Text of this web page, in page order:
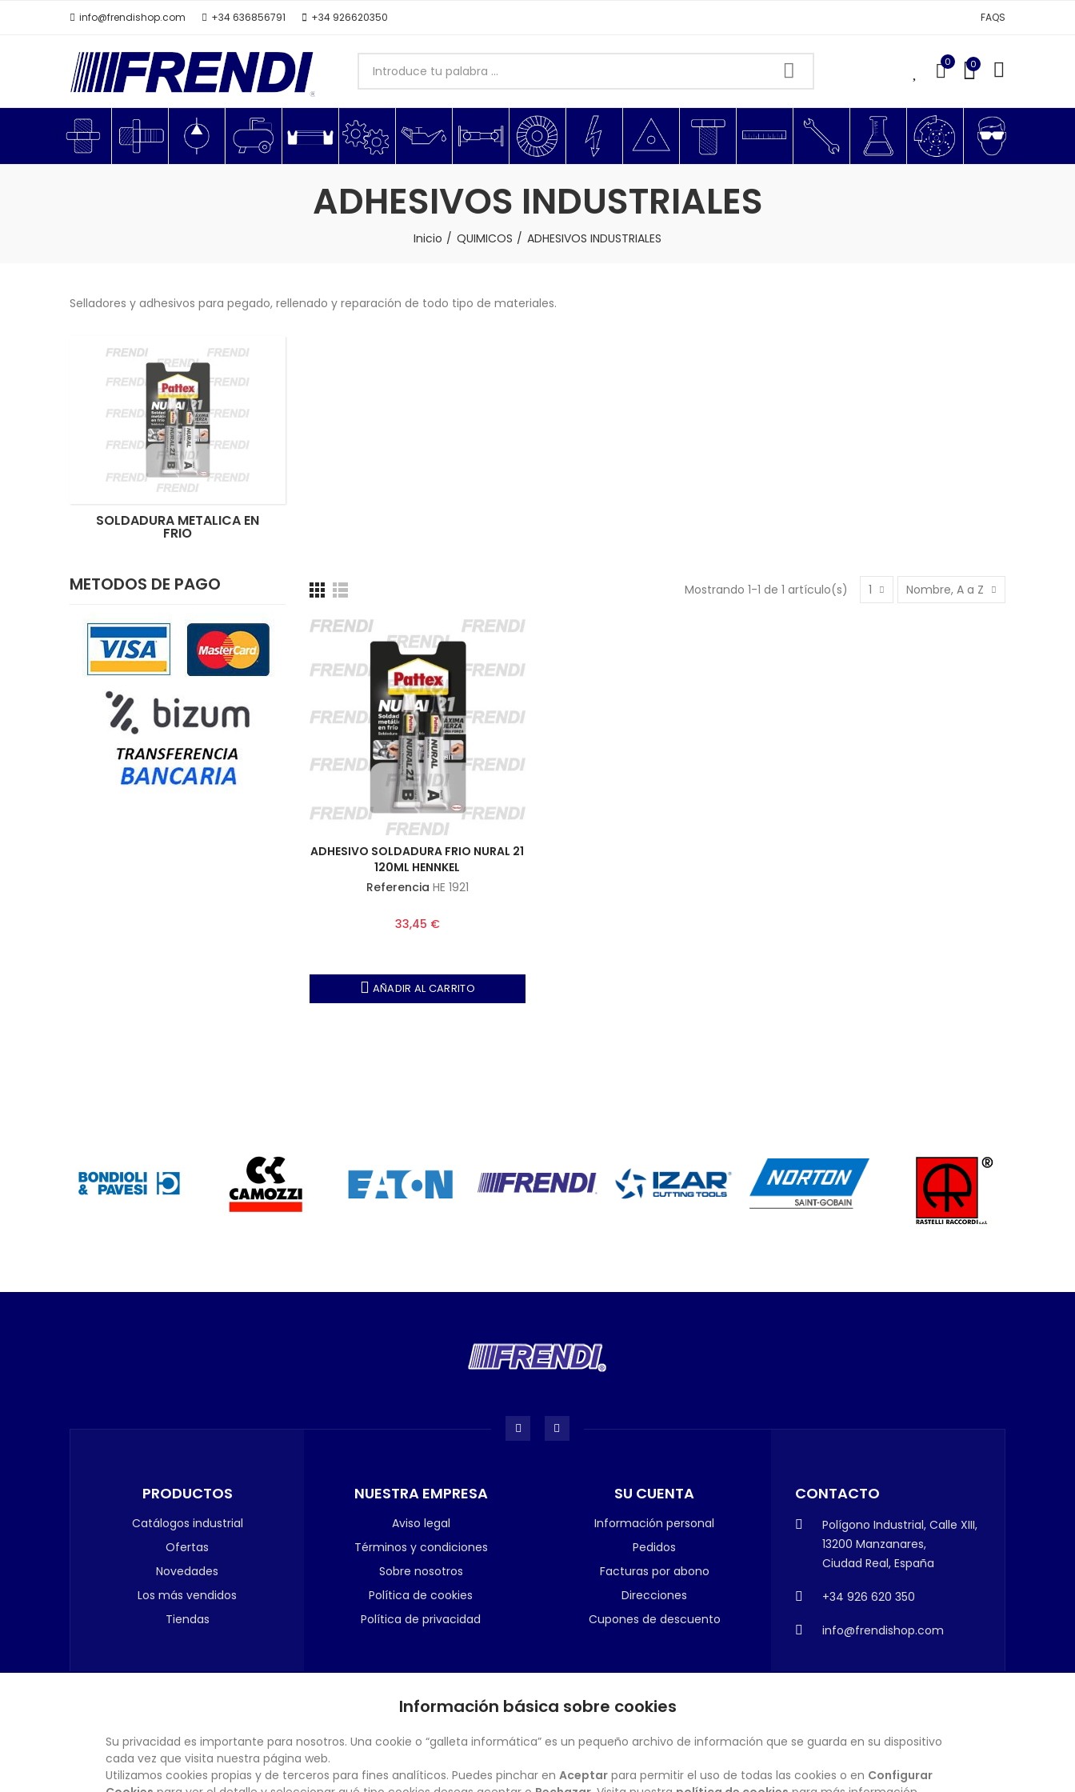
info@frendishop.com +34 636856791 +34 926620350 FAQS
0 0
ADHESIVOS INDUSTRIALES
Inicio QUIMICOS ADHESIVOS INDUSTRIALES
Selladores y adhesivos para pegado, rellenado y reparación de todo tipo de materiales.
SOLDADURA METALICA EN
FRIO
Mostrando 1-1 de 1 artículo(s) 1 Nombre, A a Z
ADHESIVO SOLDADURA FRIO NURAL 21
120ML HENNKEL
Referencia HE 1921
33,45 €
AÑADIR AL CARRITO
METODOS DE PAGO
PRODUCTOS
Catálogos industrial
Ofertas
Novedades
Los más vendidos
Tiendas
NUESTRA EMPRESA
Aviso legal
Términos y condiciones
Sobre nosotros
Política de cookies
Política de privacidad
SU CUENTA
Información personal
Pedidos
Facturas por abono
Direcciones
Cupones de descuento
CONTACTO
Polígono Industrial, Calle XIII,
13200 Manzanares,
Ciudad Real, España
+34 926 620 350
info@frendishop.com
BOLETÍN
SUSCRIBIRSE
Información básica sobre cookies
Su privacidad es importante para nosotros. Una cookie o “galleta informática” es un pequeño archivo de información que se guarda en su dispositivo
cada vez que visita nuestra página web.
Utilizamos cookies propias y de terceros para fines analíticos. Puedes pinchar en Aceptar para permitir el uso de todas las cookies o en Configurar